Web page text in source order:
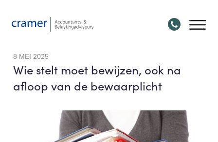
8 MEI 2025
Wie stelt moet bewijzen, ook na
afloop van de bewaarplicht